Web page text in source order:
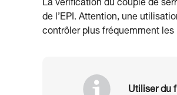
La vérification du couple de
de l’EPI. Attention, une
contrôler plus fréquemment les
Utiliser du